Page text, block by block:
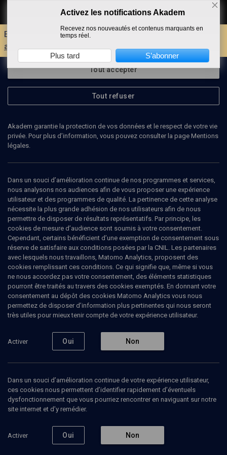
Faire un don
Envie d'encore plus d'AKADEM ?
Découvrez les
avantages d'un compte !
Ajouter Partager J’aime
Abonnez-vous à notre newsletter
Société La rédaction
Tout accepter
Tout refuser
Akadem garantie la protection de vos données et le respect de votre vie
privée. Pour plus d’information, vous pouvez consulter la page Mentions
légales.
Dans un souci d’amélioration continue de nos programmes et services,
nous analysons nos audiences afin de vous proposer une expérience
utilisateur et des programmes de qualité. La pertinence de cette analyse
nécessite la plus grande adhésion de nos utilisateurs afin de nous
permettre de disposer de résultats représentatifs. Par principe, les
cookies de mesure d’audience sont soumis à votre consentement.
Cependant, certains bénéficient d’une exemption de consentement sous
réserve de satisfaire aux conditions posées par la CNIL. Les partenaires
avec lesquels nous travaillons, Matomo Analytics, proposent des
cookies remplissant ces conditions. Ce qui signifie que, même si vous
ne nous accordez pas votre consentement, des éléments statistiques
pourront être traités au travers des cookies exemptés. En donnant votre
consentement au dépôt des cookies Matomo Analytics vous nous
permettez de disposer d’information plus pertinentes qui nous seront
très utiles pour mieux tenir compte de votre expérience utilisateur.
Activer Oui Non
Dans un souci d’amélioration continue de votre expérience utilisateur,
ces cookies nous permettent d’identifier rapidement d’éventuels
dysfonctionnement que vous pourriez rencontrer en naviguant sur notre
site internet et d’y remédier.
Activer Oui Non
Activez les notifications Akadem
Recevez nos nouveautés et contenus marquants en
temps réel.
Plus tard S’abonner